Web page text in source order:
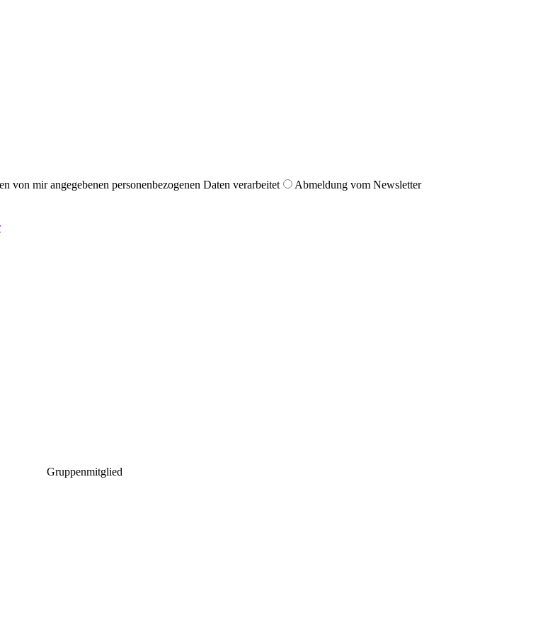
von mir angegebenen personenbezogenen Daten verarbeitet
Abmeldung vom Newsletter
Gruppenmitglied